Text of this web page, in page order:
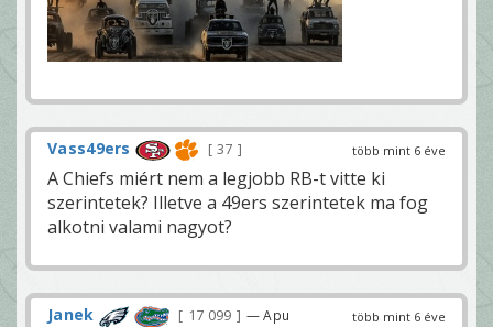
több mint 6 éve
Vass49ers 37
A Chiefs miért nem a legjobb RB-t vitte ki
szerintetek? Illetve a 49ers szerintetek ma fog
alkotni valami nagyot?
több mint 6 éve
Janek 17 099
— Apu